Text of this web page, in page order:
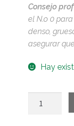
Consejo
el N.o 0
denso,
asegurar
Hay